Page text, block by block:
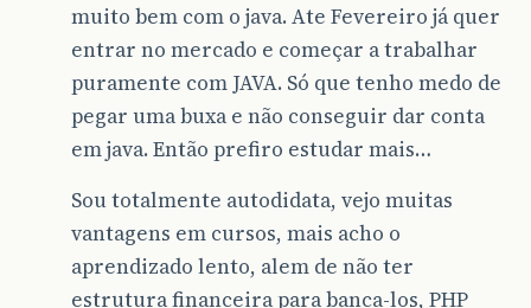
muito bem com o java. Ate Fevereiro já quer
entrar no mercado e começar a trabalhar
puramente com JAVA. Só que tenho medo de
pegar uma buxa e não conseguir dar conta
em java. Então prefiro estudar mais…
Sou totalmente autodidata, vejo muitas
vantagens em cursos, mais acho o
aprendizado lento, alem de não ter
estrutura financeira para banca-los, PHP